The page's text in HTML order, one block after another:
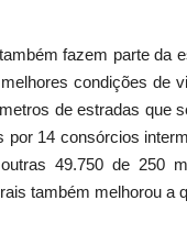
fazem parte da
condições de
de estradas que
por 14 consórcios
49.750 de 250
também melhorou a